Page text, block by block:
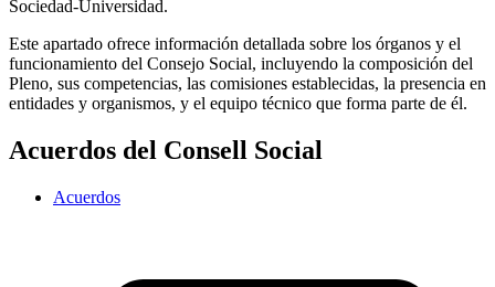
Sociedad-Universidad.
Este apartado ofrece información detallada sobre los órganos y el
funcionamiento del Consejo Social, incluyendo la composición del
Pleno, sus competencias, las comisiones establecidas, la presencia en
entidades y organismos, y el equipo técnico que forma parte de él.
Acuerdos del Consell Social
Acuerdos